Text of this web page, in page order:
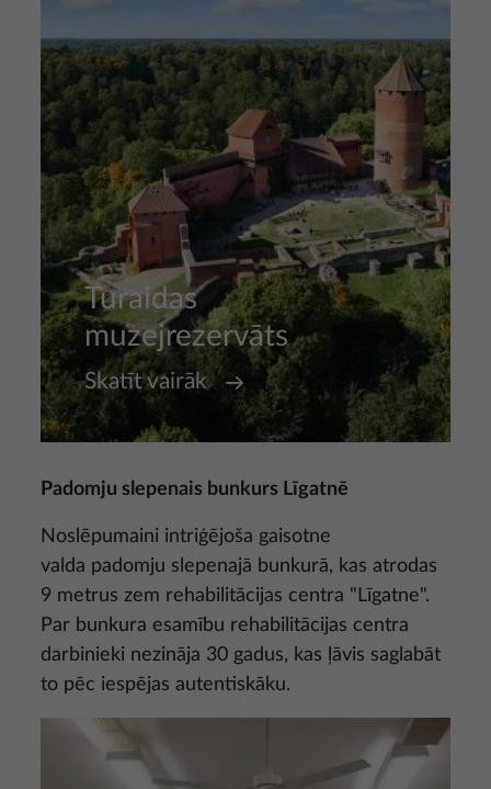
Turaidas
muzejrezervāts
Skatīt vairāk
Padomju slepenais bunkurs Līgatnē
Noslēpumaini intriģējoša gaisotne
valda padomju slepenajā bunkurā, kas atrodas
9 metrus zem rehabilitācijas centra "Līgatne".
Par bunkura esamību rehabilitācijas centra
darbinieki nezināja 30 gadus, kas ļāvis saglabāt
to pēc iespējas autentiskāku.